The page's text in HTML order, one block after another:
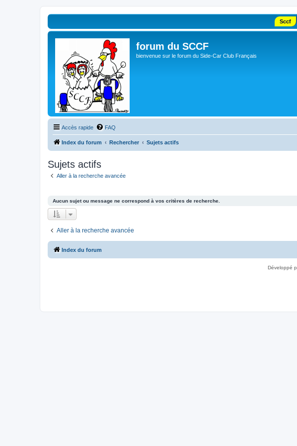
Sccf
forum du SCCF
bienvenue sur le forum du Side-Car Club Français
Accès rapide FAQ
Index du forum Rechercher Sujets actifs
Sujets actifs
Aller à la recherche avancée
Aucun sujet ou message ne correspond à vos critères de recherche.
Aller à la recherche avancée
Index du forum
Développé